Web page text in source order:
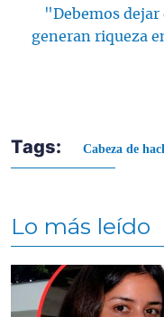
"Debemos
generan riqueza
Tags: Cabeza de
Lo más leído
Contenido multimedia